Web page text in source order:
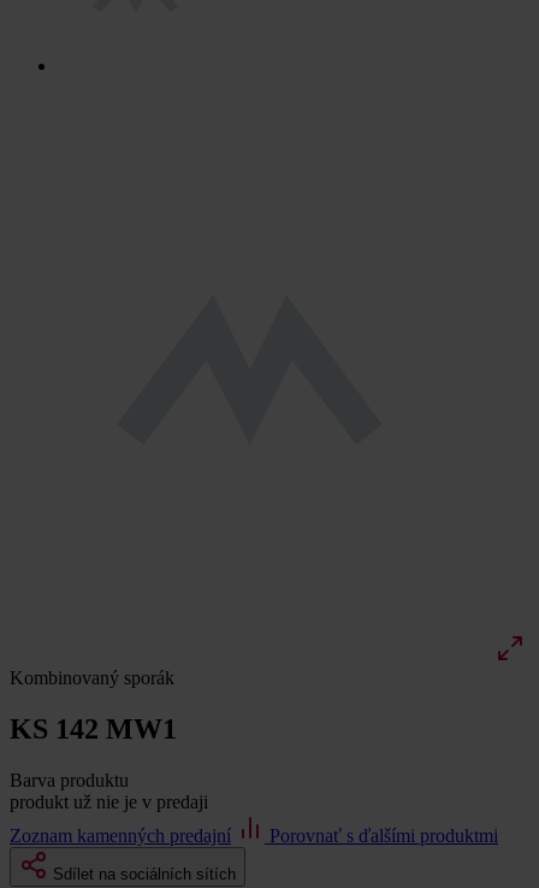
Kombinovaný sporák
KS 142 MW1
Barva produktu
produkt už nie je v predaji
Zoznam kamenných predajní
Porovnať s ďalšími produktmi
Sdílet na sociálních sítích